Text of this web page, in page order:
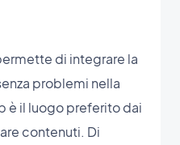
di integrare la
problemi nella
è il luogo preferito dai
contenuti. Di